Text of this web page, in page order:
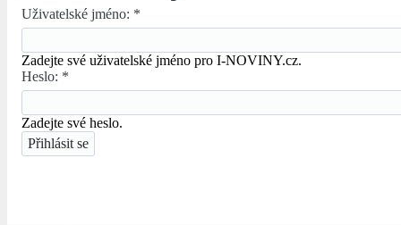
Uživatelské jméno: *
Zadejte své uživatelské jméno pro I-NOVINY.cz.
Heslo: *
Zadejte své heslo.